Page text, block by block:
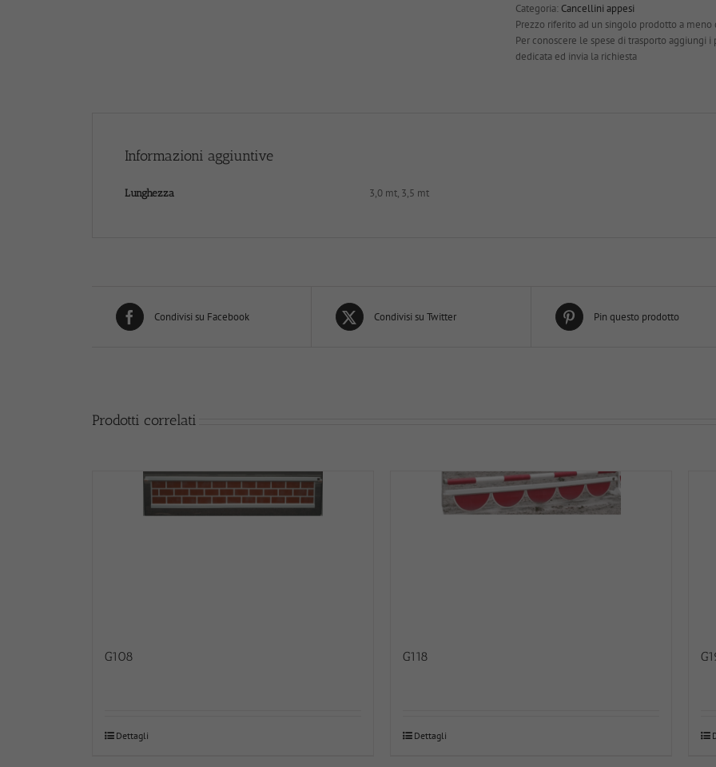
Categoria: Cancellini appesi
Prezzo riferito ad un singolo prodotto a
Per conoscere le spese di trasporto aggiungi
dedicata ed invia la richiesta
Informazioni aggiuntive
Lunghezza 3,0 mt, 3,5 mt
Condivisi su Facebook Condivisi su Twitter Pin questo prodotto
Prodotti correlati
G108
Dettagli
G118
Dettagli